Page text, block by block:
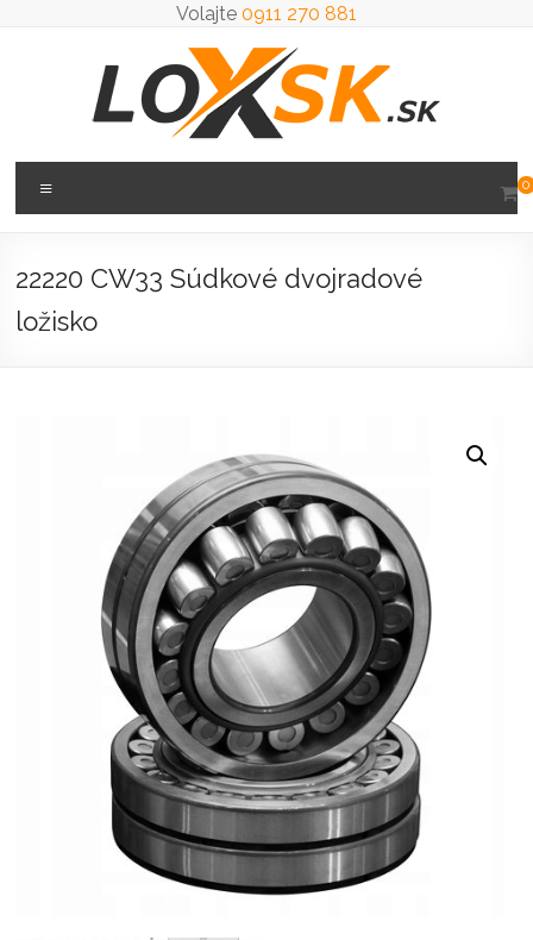
Volajte 0911 270 881
Loxsk
predaj
0
22220 CW33 Súdkové dvojradové
ložisko